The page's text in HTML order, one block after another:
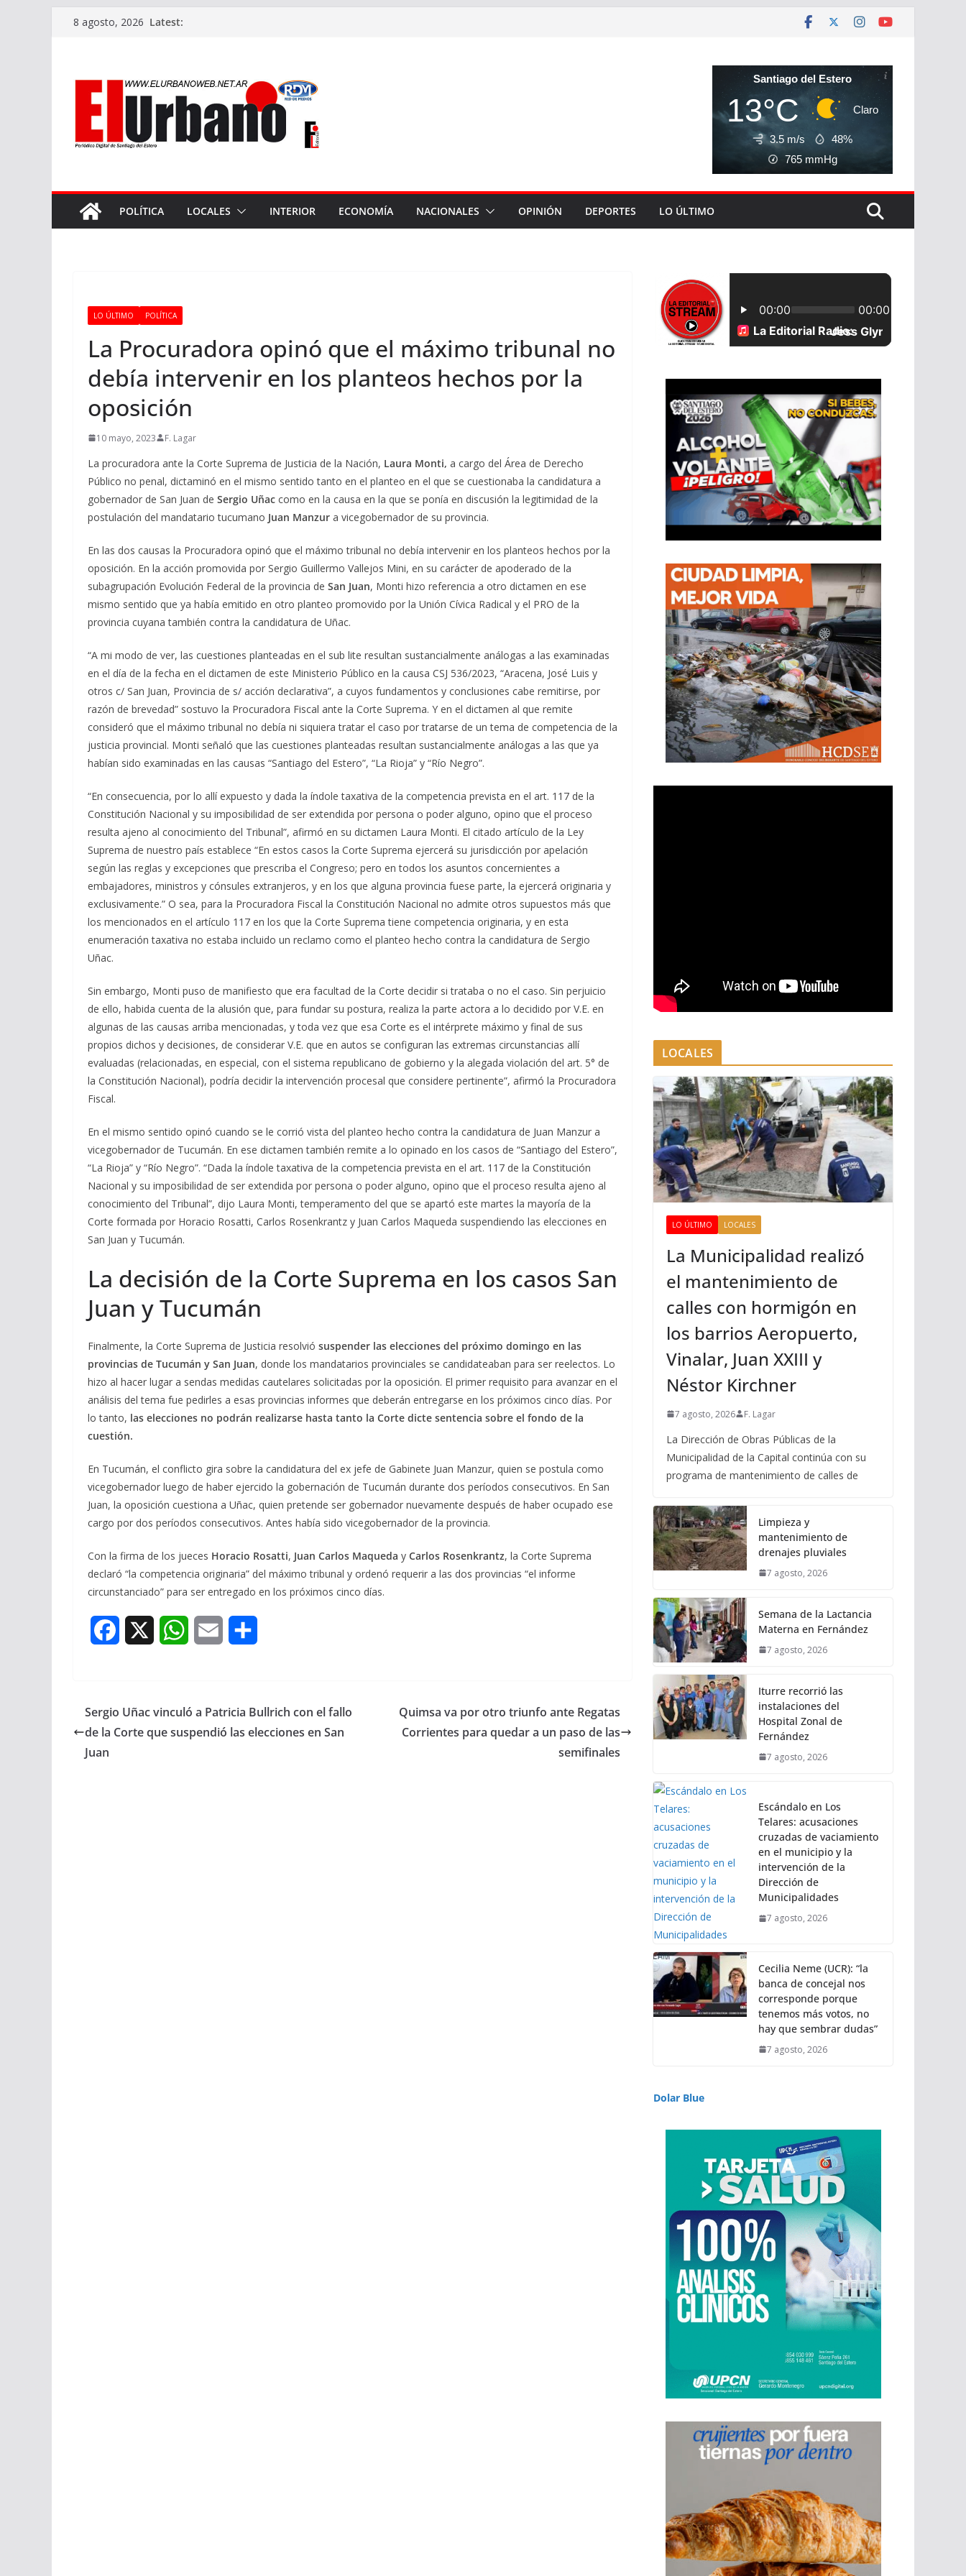
8 agosto, 2026 Latest:
Santiago del Estero
13°C Claro
3.5 m/s
48%
765 mmHg
POLÍTICA LOCALES INTERIOR ECONOMÍA NACIONALES OPINIÓN DEPORTES LO ÚLTIMO
LO ÚLTIMO POLÍTICA
La Procuradora opinó que el máximo tribunal no
debía intervenir en los planteos hechos por la
oposición
10 mayo, 2023 F. Lagar
La procuradora ante la Corte Suprema de Justicia de la Nación, Laura Monti, a cargo del Área de Derecho
Público no penal, dictaminó en el mismo sentido tanto en el planteo en el que se cuestionaba la candidatura a
gobernador de San Juan de Sergio Uñac como en la causa en la que se ponía en discusión la legitimidad de la
postulación del mandatario tucumano Juan Manzur a vicegobernador de su provincia.
En las dos causas la Procuradora opinó que el máximo tribunal no debía intervenir en los planteos hechos por la
oposición. En la acción promovida por Sergio Guillermo Vallejos Mini, en su carácter de apoderado de la
subagrupación Evolución Federal de la provincia de San Juan, Monti hizo referencia a otro dictamen en ese
mismo sentido que ya había emitido en otro planteo promovido por la Unión Cívica Radical y el PRO de la
provincia cuyana también contra la candidatura de Uñac.
“A mi modo de ver, las cuestiones planteadas en el sub lite resultan sustancialmente análogas a las examinadas
en el día de la fecha en el dictamen de este Ministerio Público en la causa CSJ 536/2023, “Aracena, José Luis y
otros c/ San Juan, Provincia de s/ acción declarativa”, a cuyos fundamentos y conclusiones cabe remitirse, por
razón de brevedad” sostuvo la Procuradora Fiscal ante la Corte Suprema. Y en el dictamen al que remite
consideró que el máximo tribunal no debía ni siquiera tratar el caso por tratarse de un tema de competencia de la
justicia provincial. Monti señaló que las cuestiones planteadas resultan sustancialmente análogas a las que ya
habían sido examinadas en las causas “Santiago del Estero”, “La Rioja” y “Río Negro”.
“En consecuencia, por lo allí expuesto y dada la índole taxativa de la competencia prevista en el art. 117 de la
Constitución Nacional y su imposibilidad de ser extendida por persona o poder alguno, opino que el proceso
resulta ajeno al conocimiento del Tribunal”, afirmó en su dictamen Laura Monti. El citado artículo de la Ley
Suprema de nuestro país establece “En estos casos la Corte Suprema ejercerá su jurisdicción por apelación
según las reglas y excepciones que prescriba el Congreso; pero en todos los asuntos concernientes a
embajadores, ministros y cónsules extranjeros, y en los que alguna provincia fuese parte, la ejercerá originaria y
exclusivamente.” O sea, para la Procuradora Fiscal la Constitución Nacional no admite otros supuestos más que
los mencionados en el artículo 117 en los que la Corte Suprema tiene competencia originaria, y en esta
enumeración taxativa no estaba incluido un reclamo como el planteo hecho contra la candidatura de Sergio
Uñac.
Sin embargo, Monti puso de manifiesto que era facultad de la Corte decidir si trataba o no el caso. Sin perjuicio
de ello, habida cuenta de la alusión que, para fundar su postura, realiza la parte actora a lo decidido por V.E. en
algunas de las causas arriba mencionadas, y toda vez que esa Corte es el intérprete máximo y final de sus
propios dichos y decisiones, de considerar V.E. que en autos se configuran las extremas circunstancias allí
evaluadas (relacionadas, en especial, con el sistema republicano de gobierno y la alegada violación del art. 5° de
la Constitución Nacional), podría decidir la intervención procesal que considere pertinente”, afirmó la Procuradora
Fiscal.
En el mismo sentido opinó cuando se le corrió vista del planteo hecho contra la candidatura de Juan Manzur a
vicegobernador de Tucumán. En ese dictamen también remite a lo opinado en los casos de “Santiago del Estero”,
“La Rioja” y “Río Negro”. “Dada la índole taxativa de la competencia prevista en el art. 117 de la Constitución
Nacional y su imposibilidad de ser extendida por persona o poder alguno, opino que el proceso resulta ajeno al
conocimiento del Tribunal”, dijo Laura Monti, temperamento del que se apartó este martes la mayoría de la
Corte formada por Horacio Rosatti, Carlos Rosenkrantz y Juan Carlos Maqueda suspendiendo las elecciones en
San Juan y Tucumán.
La decisión de la Corte Suprema en los casos San
Juan y Tucumán
Finalmente, la Corte Suprema de Justicia resolvió suspender las elecciones del próximo domingo en las
provincias de Tucumán y San Juan, donde los mandatarios provinciales se candidateaban para ser reelectos. Lo
hizo al hacer lugar a sendas medidas cautelares solicitadas por la oposición. El primer requisito para avanzar en el
análisis del tema fue pedirles a esas provincias informes que deberán entregarse en los próximos cinco días. Por
lo tanto, las elecciones no podrán realizarse hasta tanto la Corte dicte sentencia sobre el fondo de la
cuestión.
En Tucumán, el conflicto gira sobre la candidatura del ex jefe de Gabinete Juan Manzur, quien se postula como
vicegobernador luego de haber ejercido la gobernación de Tucumán durante dos períodos consecutivos. En San
Juan, la oposición cuestiona a Uñac, quien pretende ser gobernador nuevamente después de haber ocupado ese
cargo por dos períodos consecutivos. Antes había sido vicegobernador de la provincia.
Con la firma de los jueces Horacio Rosatti, Juan Carlos Maqueda y Carlos Rosenkrantz, la Corte Suprema
declaró “la competencia originaria” del máximo tribunal y ordenó requerir a las dos provincias “el informe
circunstanciado” para ser entregado en los próximos cinco días.
e
W
t
i
r
Sergio Uñac vinculó a Patricia Bullrich con el fallo
de la Corte que suspendió las elecciones en San
Juan
Quimsa va por otro triunfo ante Regatas
Corrientes para quedar a un paso de las
semifinales
LOCALES
LO ÚLTIMO LOCALES
La Municipalidad realizó
el mantenimiento de
calles con hormigón en
los barrios Aeropuerto,
Vinalar, Juan XXIII y
Néstor Kirchner
7 agosto, 2026 F. Lagar
La Dirección de Obras Públicas de la
Municipalidad de la Capital continúa con su
programa de mantenimiento de calles de
Limpieza y
mantenimiento de
drenajes pluviales
7 agosto, 2026
Semana de la Lactancia
Materna en Fernández
7 agosto, 2026
Iturre recorrió las
instalaciones del
Hospital Zonal de
Fernández
7 agosto, 2026
Escándalo en Los
Telares: acusaciones
cruzadas de vaciamiento
en el municipio y la
intervención de la
Dirección de
Municipalidades
7 agosto, 2026
Cecilia Neme (UCR): “la
banca de concejal nos
corresponde porque
tenemos más votos, no
hay que sembrar dudas”
7 agosto, 2026
Dolar Blue